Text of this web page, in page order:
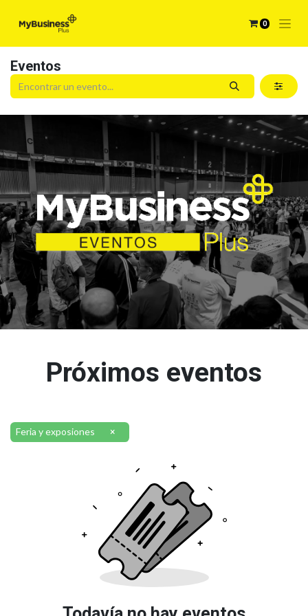
0
Eventos
Próximos eventos
Feria y exposiones ×